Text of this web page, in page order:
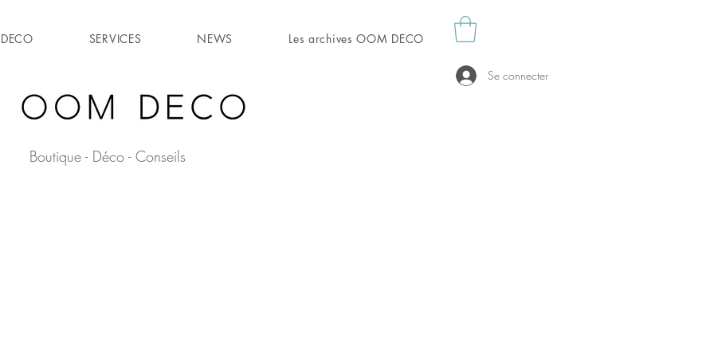
DECO SERVICES NEWS Les archives OOM DECO
Boutique - Déco - Conseils
Se connecter